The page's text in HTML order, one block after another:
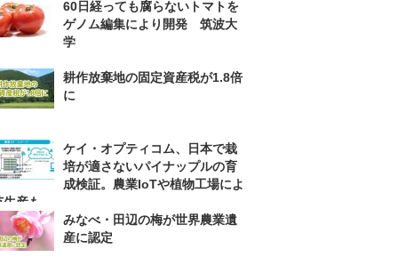
60日経っても腐らないトマトを
ゲノム編集により開発 筑波大
学
耕作放棄地の固定資産税が1.8倍
に
ケイ・オプティコム、日本で栽
培が適さないパイナップルの育
成検証。農業IoTや植物工場によ
産も
みなべ・田辺の梅が世界農業遺
産に認定